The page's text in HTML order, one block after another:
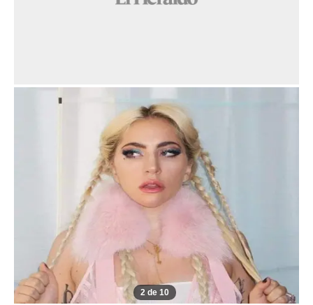
2 de 10